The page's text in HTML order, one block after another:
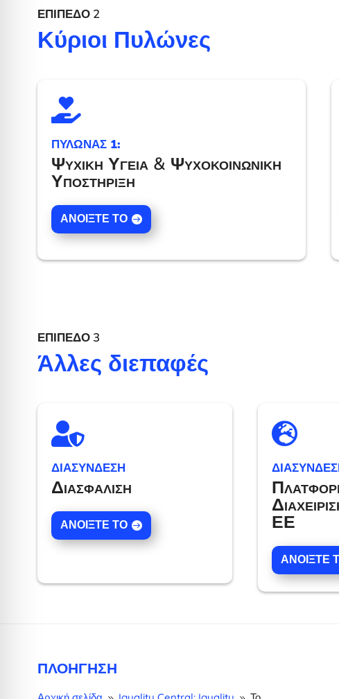
ΕΠΊΠΕΔΟ 2
Κύριοι Πυλώνες

ΠΥΛΩΝΑΣ 1:
Ψυχική Υγεία & Ψυχοκοινωνική
Υποστήριξη
ΑΝΟΊΞΤΕ ΤΟ
ΕΠΊΠΕΔΟ 3
Άλλες διεπαφές

ΔΙΑΣΥΝΔΕΣΗ
Διασφάλιση
ΑΝΟΊΞΤΕ ΤΟ

ΕΕ
ΑΝΟΊΞΤΕ
ΠΛΟΉΓΗΣΗ